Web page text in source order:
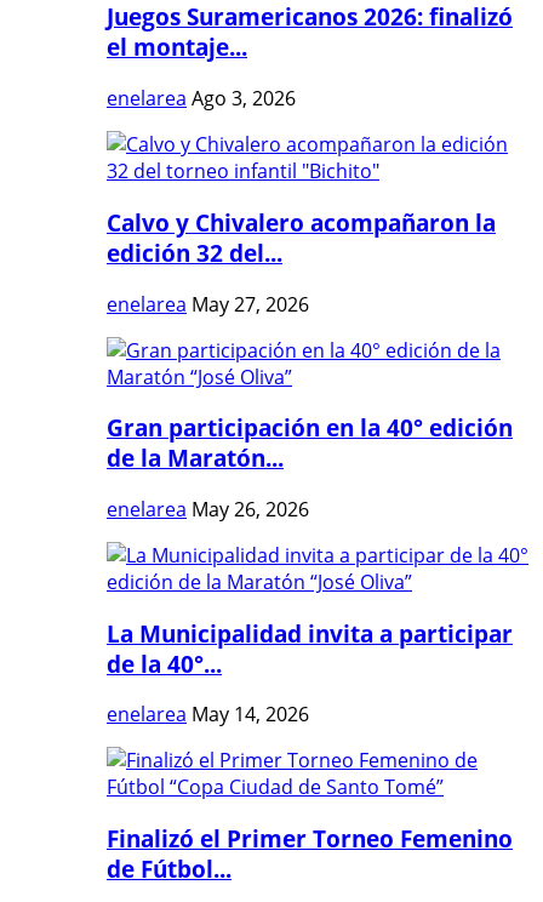
Juegos Suramericanos 2026: finalizó
el montaje...
enelarea Ago 3, 2026
Calvo y Chivalero acompañaron la
edición 32 del...
enelarea May 27, 2026
Gran participación en la 40° edición
de la Maratón...
enelarea May 26, 2026
La Municipalidad invita a participar
de la 40°...
enelarea May 14, 2026
Finalizó el Primer Torneo Femenino
de Fútbol...